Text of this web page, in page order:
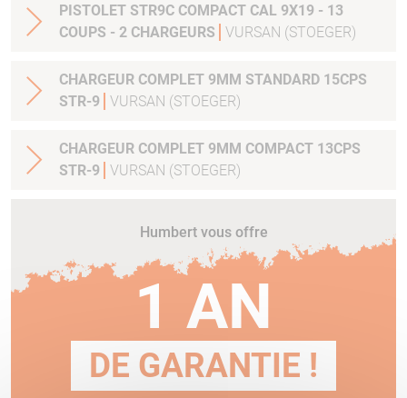
PISTOLET STR9C COMPACT CAL 9X19 - 13
COUPS - 2 CHARGEURS
VURSAN (STOEGER)
CHARGEUR COMPLET 9MM STANDARD 15CPS
STR-9
VURSAN (STOEGER)
CHARGEUR COMPLET 9MM COMPACT 13CPS
STR-9
VURSAN (STOEGER)
Humbert vous offre
1 AN
DE GARANTIE !